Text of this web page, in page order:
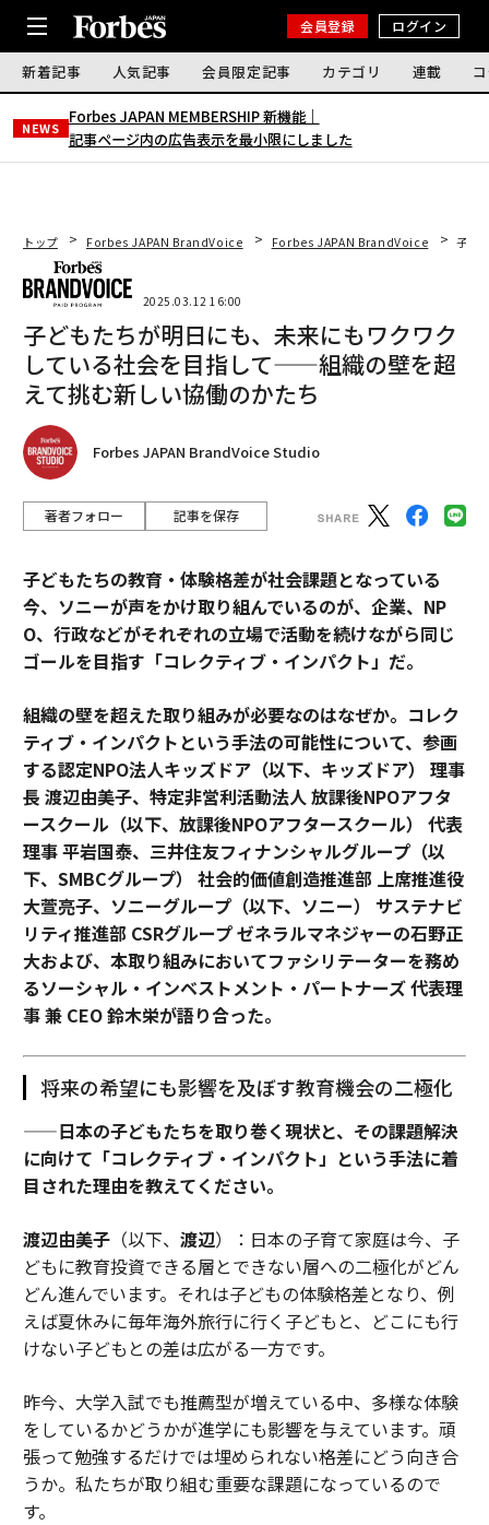
会員登録 ログイン
新着記事 人気記事 会員限定記事 カテゴリ 連載
NEWS
Forbes JAPAN MEMBERSHIP 新機能｜
記事ページ内の広告表示を最小限にしました
トップ Forbes JAPAN BrandVoice Forbes JAPAN BrandVoice 子ど
2025.03.12 16:00
子どもたちが明日にも、未来にもワクワク
している社会を目指して——組織の壁を超
えて挑む新しい協働のかたち
Forbes JAPAN BrandVoice Studio
著者フォロー 記事を保存
子どもたちの教育・体験格差が社会課題となっている
今、ソニーが声をかけ取り組んでいるのが、企業、NP
O、行政などがそれぞれの立場で活動を続けながら同じ
ゴールを目指す「コレクティブ・インパクト」だ。
組織の壁を超えた取り組みが必要なのはなぜか。コレク
ティブ・インパクトという手法の可能性について、参画
する認定NPO法人キッズドア（以下、キッズドア） 理事
長 渡辺由美子、特定非営利活動法人 放課後NPOアフタ
ースクール（以下、放課後NPOアフタースクール） 代表
理事 平岩国泰、三井住友フィナンシャルグループ（以
下、SMBCグループ） 社会的価値創造推進部 上席推進役
大萱亮子、ソニーグループ（以下、ソニー） サステナビ
リティ推進部 CSRグループ ゼネラルマネジャーの石野正
大および、本取り組みにおいてファシリテーターを務め
るソーシャル・インベストメント・パートナーズ 代表理
事 兼 CEO 鈴木栄が語り合った。
将来の希望にも影響を及ぼす教育機会の二極化
——日本の子どもたちを取り巻く現状と、その課題解決
に向けて「コレクティブ・インパクト」という手法に着
目された理由を教えてください。
渡辺由美子（以下、 渡辺）：日本の子育て家庭は今、子
どもに教育投資できる層とできない層への二極化がどん
どん進んでいます。それは子どもの体験格差となり、例
えば夏休みに毎年海外旅行に行く子どもと、どこにも行
けない子どもとの差は広がる一方です。
昨今、大学入試でも推薦型が増えている中、多様な体験
をしているかどうかが進学にも影響を与えています。頑
張って勉強するだけでは埋められない格差にどう向き合
うか。私たちが取り組む重要な課題になっているので
す。